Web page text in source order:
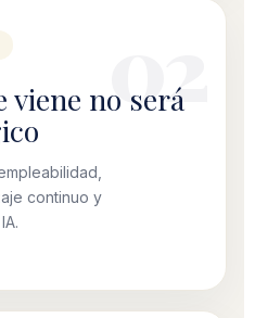
viene no será
continuo y